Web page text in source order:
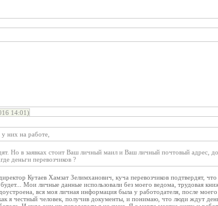
14:01)
них на работе,
Но в заявках стоит Ваш личный маил и Ваш личный почтовый адрес,
деньги перевозчиков ?
Кутаев Хамзат Зелимханович, куча перевозчиков подтвердят,
будет... Мои личные данные использовали без моего ведома, трудовая
вся моя личная информация была у работодателя, после
я честный человек, получив документы, и понимаю, что люди ждут